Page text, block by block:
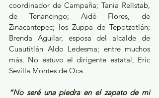
coordinador de Campaña; Tania Rellstab,
de Tenancingo; Aidé Flores, de
Zinacantepec; los Zuppa de Tepotzotlán;
Brenda Aguilar, esposa del alcalde de
Cuautitlán Aldo Ledesma; entre muchos
más. No estuvo el dirigente estatal, Eric
Sevilla Montes de Oca.
“No seré una piedra en el zapato de mi